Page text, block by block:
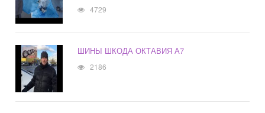
4729
ШИНЫ ШКОДА ОКТАВИЯ А7
2186